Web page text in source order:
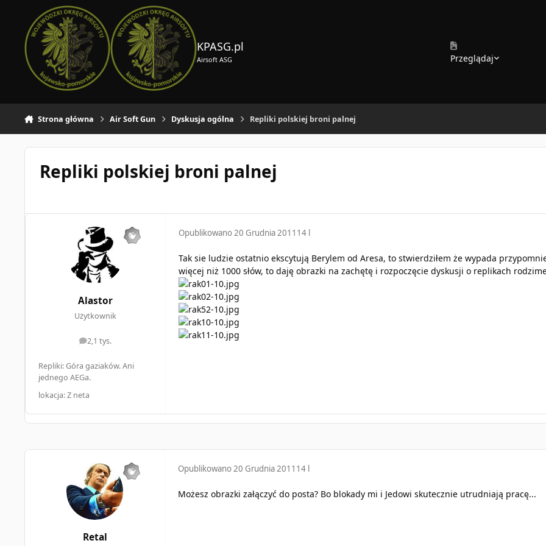
Skocz do zawartości
KPASG.pl
Airsoft ASG Przeglądaj
Strona główna Air Soft Gun Dyskusja ogólna Repliki polskiej broni palnej
Repliki polskiej broni palnej
Alastor
Użytkownik
2,1 tys.
odpowiedzi
Repliki: Góra gaziaków. Ani
jednego AEGa.
lokacja: Z neta
Opublikowano 20 Grudnia 2011 14 l
Tak sie ludzie ostatnio ekscytują Berylem od Aresa, to stwierdziłem że wypada
więcej niż 1000 słów, to daję obrazki na zachętę i rozpoczęcie dyskusji o replikach
Retal
Opublikowano20 Grudnia 2011 14 l
Możesz obrazki załączyć do posta? Bo blokady mi i Jedowi skutecznie utrudniają pracę...